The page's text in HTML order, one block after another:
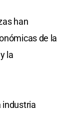
han
de la
la
industria